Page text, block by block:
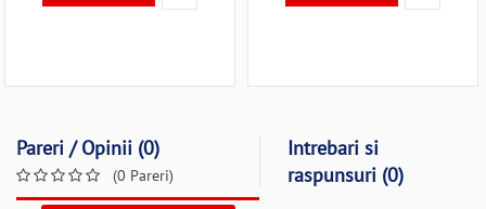
Pareri / Opinii (0)
(0 Pareri)
Intrebari si
raspunsuri (0)